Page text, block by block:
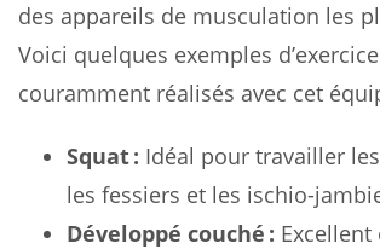
des appareils de musculation les
Voici quelques exemples
couramment réalisés avec cet
Squat : Idéal pour travailler
les fessiers et les ischio-
Développé couché :